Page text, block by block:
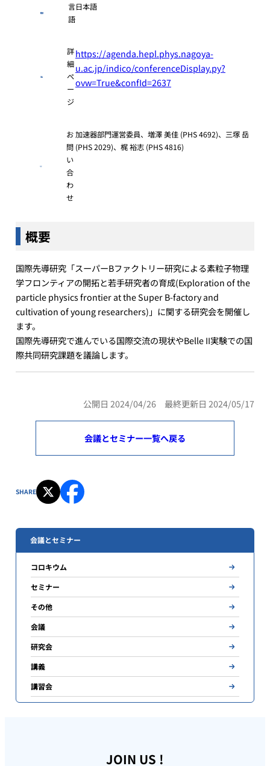
言
語
日本語
詳
細
ペ
ー
ジ
https://agenda.hepl.phys.nagoya-
u.ac.jp/indico/conferenceDisplay.py?
ovw=True&confId=2637
お
問
い
合
わ
せ
加速器部門運営委員、増澤 美佳 (PHS 4692)、三塚 岳
(PHS 2029)、梶 裕志 (PHS 4816)
概要
国際先導研究「スーパーBファクトリー研究による素粒子物理
学フロンティアの開拓と若手研究者の育成(Exploration of the
particle physics frontier at the Super B-factory and
cultivation of young researchers)」に関する研究会を開催し
ます。
国際先導研究で進んでいる国際交流の現状やBelle II実験での国
際共同研究課題を議論します。
公開日 2024/04/26 最終更新日 2024/05/17
会議とセミナー一覧へ戻る
SHARE
会議とセミナー
コロキウム
セミナー
その他
会議
研究会
講義
講習会
JOIN US !